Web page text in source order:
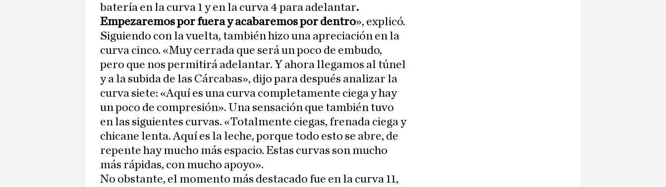
batería en la curva 1 y en la curva 4 para adelantar.
Empezaremos por fuera y acabaremos por dentro», explicó.
Siguiendo con la vuelta, también hizo una apreciación en la
curva cinco. «Muy cerrada que será un poco de embudo,
pero que nos permitirá adelantar. Y ahora llegamos al túnel
y a la subida de las Cárcabas», dijo para después analizar la
curva siete: «Aquí es una curva completamente ciega y hay
un poco de compresión». Una sensación que también tuvo
en las siguientes curvas. «Totalmente ciegas, frenada ciega y
chicane lenta. Aquí es la leche, porque todo esto se abre, de
repente hay mucho más espacio. Estas curvas son mucho
más rápidas, con mucho apoyo».
No obstante, el momento más destacado fue en la curva 11,